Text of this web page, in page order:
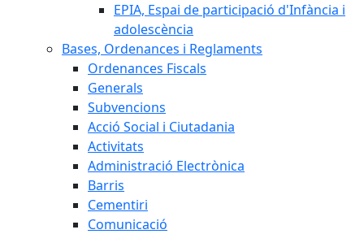
EPIA, Espai de participació d'Infància i
adolescència
Bases, Ordenances i Reglaments
Ordenances Fiscals
Generals
Subvencions
Acció Social i Ciutadania
Activitats
Administració Electrònica
Barris
Cementiri
Comunicació